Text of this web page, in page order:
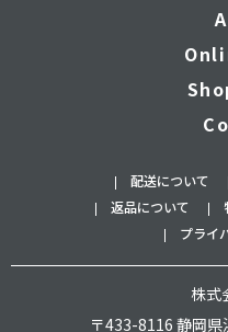
配送について
返品について
プライ
株式
〒433-8116 静岡